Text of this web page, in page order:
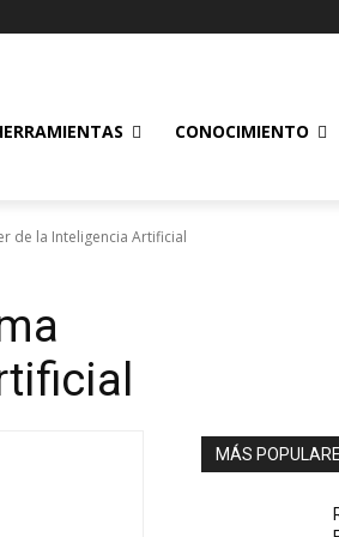
CONOCIMIENTO
de la Inteligencia Artificial
MÁS